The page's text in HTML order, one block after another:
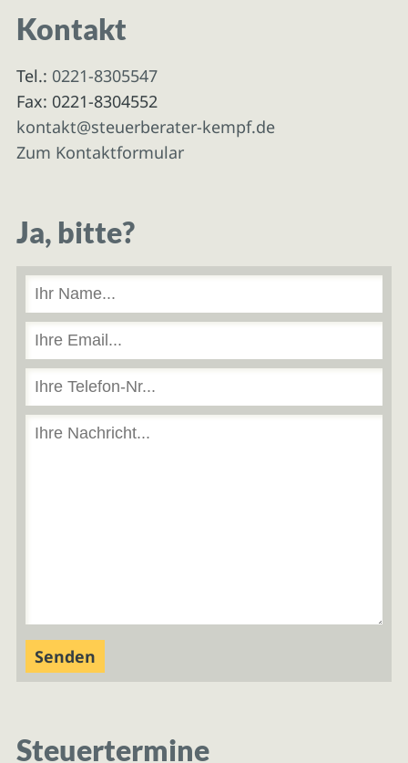
Kontakt
Tel.: 0221-8305547
Fax: 0221-8304552
kontakt@steuerberater-kempf.de
Zum Kontaktformular
Ja, bitte?
Steuertermine